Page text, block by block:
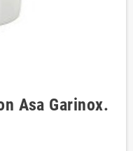
Asa Garinox.